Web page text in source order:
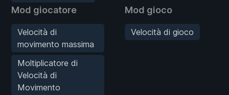
Mod giocatore
Velocità di
movimento massima
Moltiplicatore di
Velocità di
Movimento
Mod gioco
Velocità di gioco